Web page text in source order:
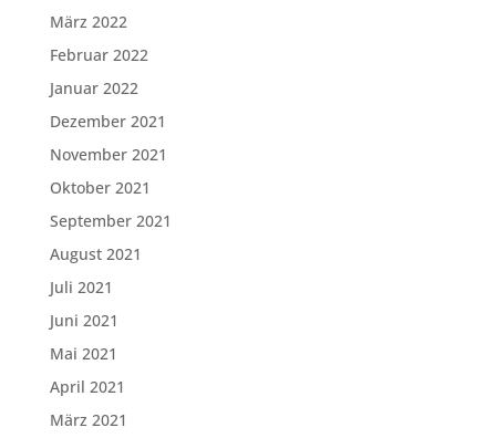
März 2022
Februar 2022
Januar 2022
Dezember 2021
November 2021
Oktober 2021
September 2021
August 2021
Juli 2021
Juni 2021
Mai 2021
April 2021
März 2021